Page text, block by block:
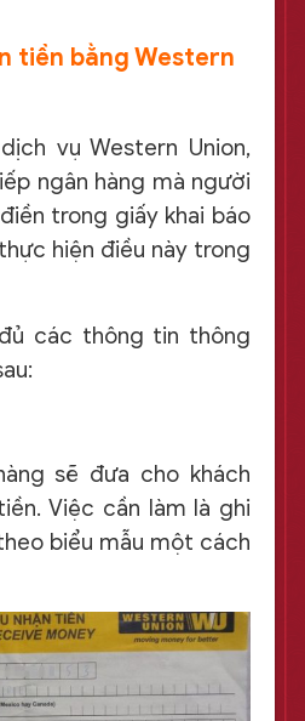
tiền bằng Western
vụ Western Union,
ngân hàng mà người
trong giấy khai báo
hiện điều này trong
các thông tin thông
sẽ đưa cho khách
Việc cần làm là ghi
biểu mẫu một cách